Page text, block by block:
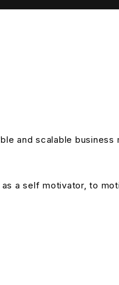
and scalable business
a self motivator, to